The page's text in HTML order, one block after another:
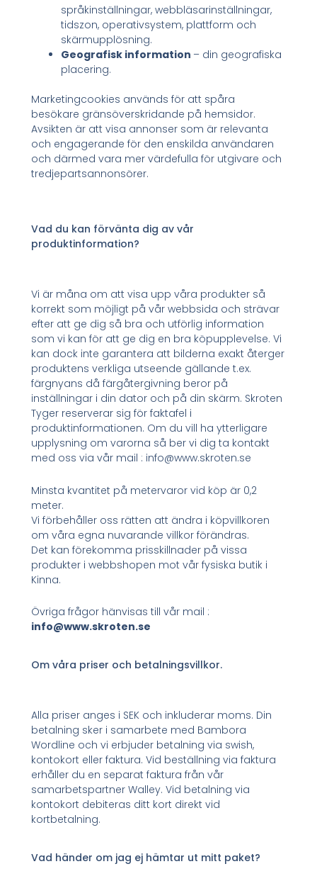
språkinställningar, webbläsarinställningar,
tidszon, operativsystem, plattform och
skärmupplösning.
Geografisk information – din geografiska
placering.
Marketingcookies används för att spåra
besökare gränsöverskridande på hemsidor.
Avsikten är att visa annonser som är relevanta
och engagerande för den enskilda användaren
och därmed vara mer värdefulla för utgivare och
tredjepartsannonsörer.
Vad du kan förvänta dig av vår
produktinformation?
Vi är måna om att visa upp våra produkter så
korrekt som möjligt på vår webbsida och strävar
efter att ge dig så bra och utförlig information
som vi kan för att ge dig en bra köpupplevelse. Vi
kan dock inte garantera att bilderna exakt återger
produktens verkliga utseende gällande t.ex.
färgnyans då färgåtergivning beror på
inställningar i din dator och på din skärm. Skroten
Tyger reserverar sig för faktafel i
produktinformationen. Om du vill ha ytterligare
upplysning om varorna så ber vi dig ta kontakt
med oss via vår mail : info@www.skroten.se
Minsta kvantitet på metervaror vid köp är 0,2
meter.
Vi förbehåller oss rätten att ändra i köpvillkoren
om våra egna nuvarande villkor förändras.
Det kan förekomma prisskillnader på vissa
produkter i webbshopen mot vår fysiska butik i
Kinna.
Övriga frågor hänvisas till vår mail :
info@www.skroten.se
Om våra priser och betalningsvillkor.
Alla priser anges i SEK och inkluderar moms. Din
betalning sker i samarbete med Bambora
Wordline och vi erbjuder betalning via swish,
kontokort eller faktura. Vid beställning via faktura
erhåller du en separat faktura från vår
samarbetspartner Walley. Vid betalning via
kontokort debiteras ditt kort direkt vid
kortbetalning.
Vad händer om jag ej hämtar ut mitt paket?